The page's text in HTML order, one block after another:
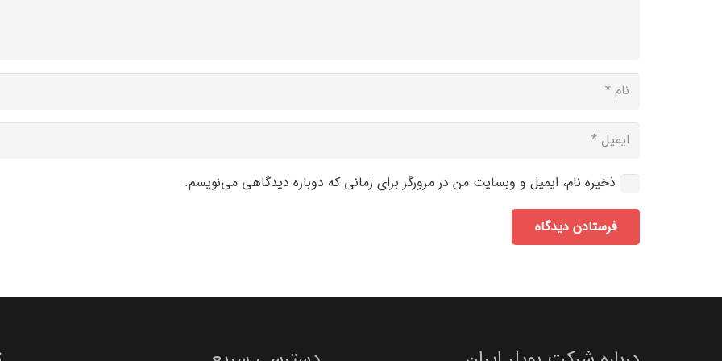
ذخیره نام، ایمیل و وبسایت من در مرورگر برای زمانی که دوباره دیدگاهی می‌نویسم.
فرستادن دیدگاه